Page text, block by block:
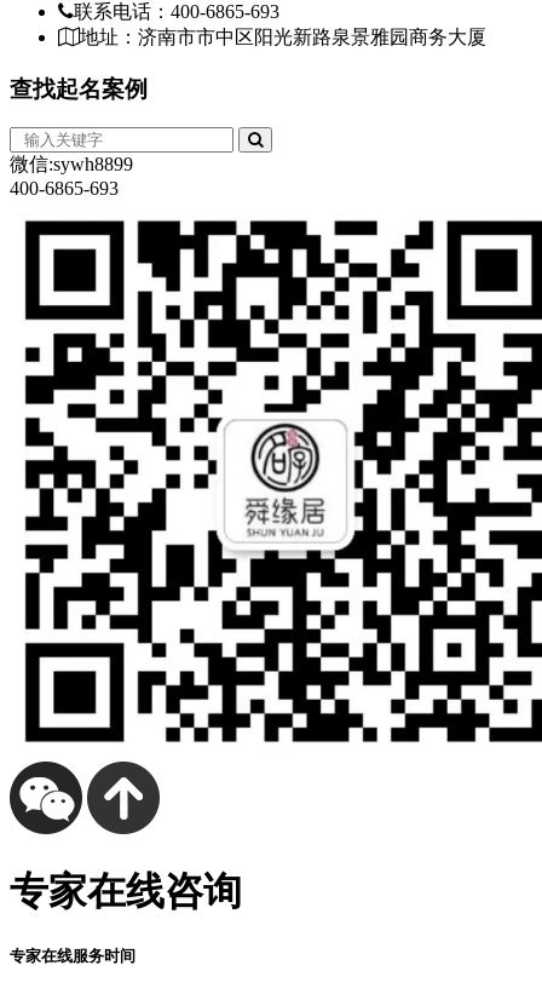
联系电话：400-6865-693
地址：济南市市中区阳光新路泉景雅园商务大厦
查找起名案例
微信:sywh8899
400-6865-693
专家在线咨询
专家在线服务时间